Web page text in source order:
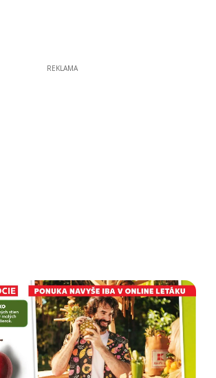
REKLAMA